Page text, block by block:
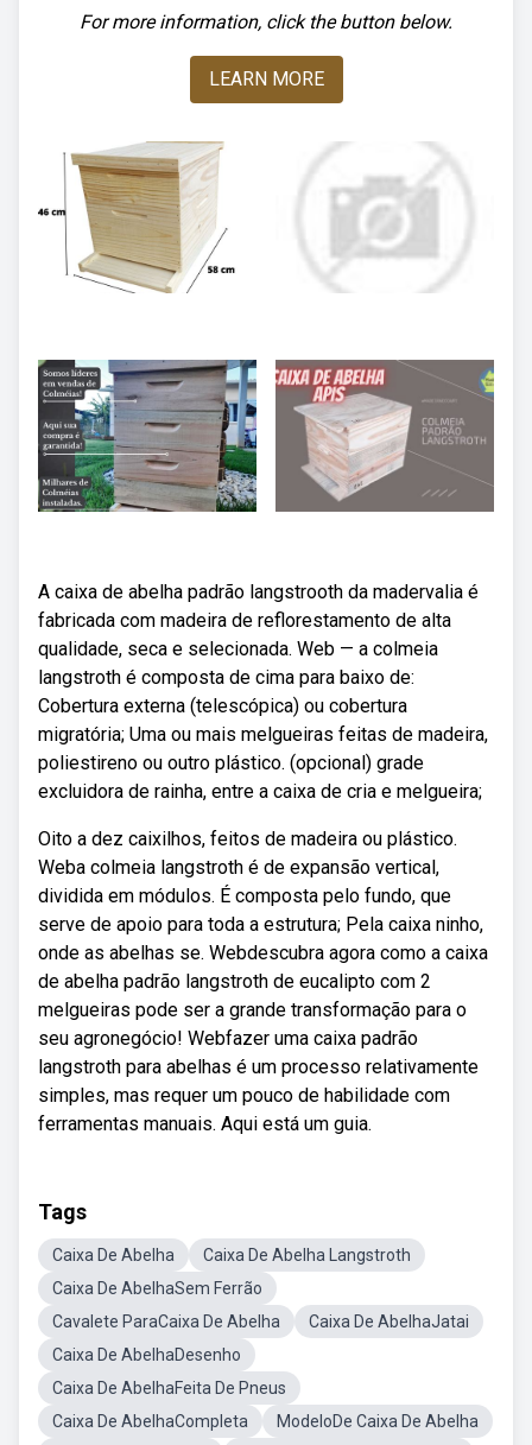
For more information, click the button below.
LEARN MORE
A caixa de abelha padrão langstrooth da madervalia é
fabricada com madeira de reflorestamento de alta
qualidade, seca e selecionada. Web — a colmeia
langstroth é composta de cima para baixo de:
Cobertura externa (telescópica) ou cobertura
migratória; Uma ou mais melgueiras feitas de madeira,
poliestireno ou outro plástico. (opcional) grade
excluidora de rainha, entre a caixa de cria e melgueira;
Oito a dez caixilhos, feitos de madeira ou plástico.
Weba colmeia langstroth é de expansão vertical,
dividida em módulos. É composta pelo fundo, que
serve de apoio para toda a estrutura; Pela caixa ninho,
onde as abelhas se. Webdescubra agora como a caixa
de abelha padrão langstroth de eucalipto com 2
melgueiras pode ser a grande transformação para o
seu agronegócio! Webfazer uma caixa padrão
langstroth para abelhas é um processo relativamente
simples, mas requer um pouco de habilidade com
ferramentas manuais. Aqui está um guia.
Tags
Caixa De Abelha
Caixa De Abelha Langstroth
Caixa De AbelhaSem Ferrão
Cavalete ParaCaixa De Abelha
Caixa De AbelhaJatai
Caixa De AbelhaDesenho
Caixa De AbelhaFeita De Pneus
Caixa De AbelhaCompleta
ModeloDe Caixa De Abelha